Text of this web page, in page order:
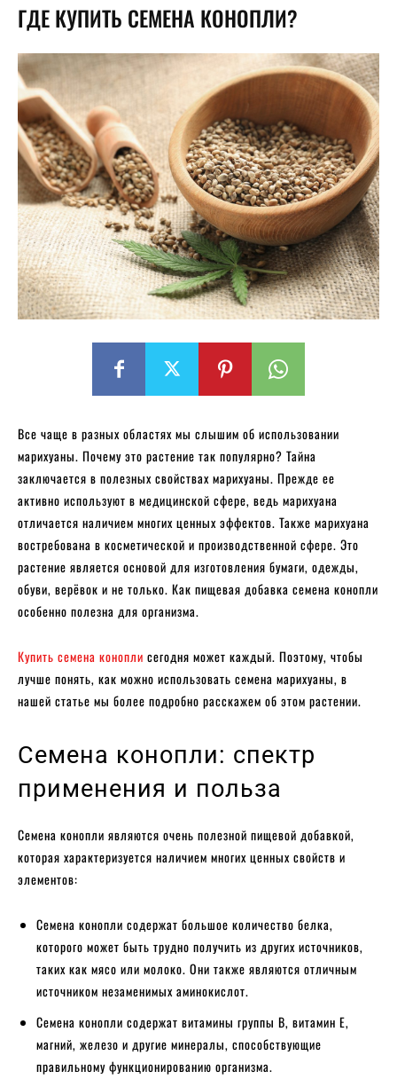
ГДЕ КУПИТЬ СЕМЕНА КОНОПЛИ?
Все чаще в разных областях мы слышим об использовании
марихуаны. Почему это растение так популярно? Тайна
заключается в полезных свойствах марихуаны. Прежде ее
активно используют в медицинской сфере, ведь марихуана
отличается наличием многих ценных эффектов. Также марихуана
востребована в косметической и производственной сфере. Это
растение является основой для изготовления бумаги, одежды,
обуви, верёвок и не только. Как пищевая добавка семена конопли
особенно полезна для организма.
Купить семена конопли сегодня может каждый. Поэтому, чтобы
лучше понять, как можно использовать семена марихуаны, в
нашей статье мы более подробно расскажем об этом растении.
Семена конопли: спектр
применения и польза
Семена конопли являются очень полезной пищевой добавкой,
которая характеризуется наличием многих ценных свойств и
элементов:
Семена конопли содержат большое количество белка,
которого может быть трудно получить из других источников,
таких как мясо или молоко. Они также являются отличным
источником незаменимых аминокислот.
Семена конопли содержат витамины группы B, витамин Е,
магний, железо и другие минералы, способствующие
правильному функционированию организма.